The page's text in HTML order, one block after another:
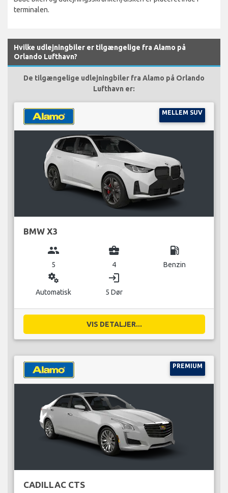
terminalen.
Hvilke udlejningbiler er tilgængelige fra Alamo på
Orlando Lufthavn?
De tilgængelige udlejningbiler fra Alamo på Orlando
Lufthavn er:
MELLEM SUV
BMW X3
group
5
business_center
4
local_gas_station
Benzin
miscellaneous_services
Automatisk
login
5 Dør
VIS DETALJER...
PREMIUM
CADILLAC CTS